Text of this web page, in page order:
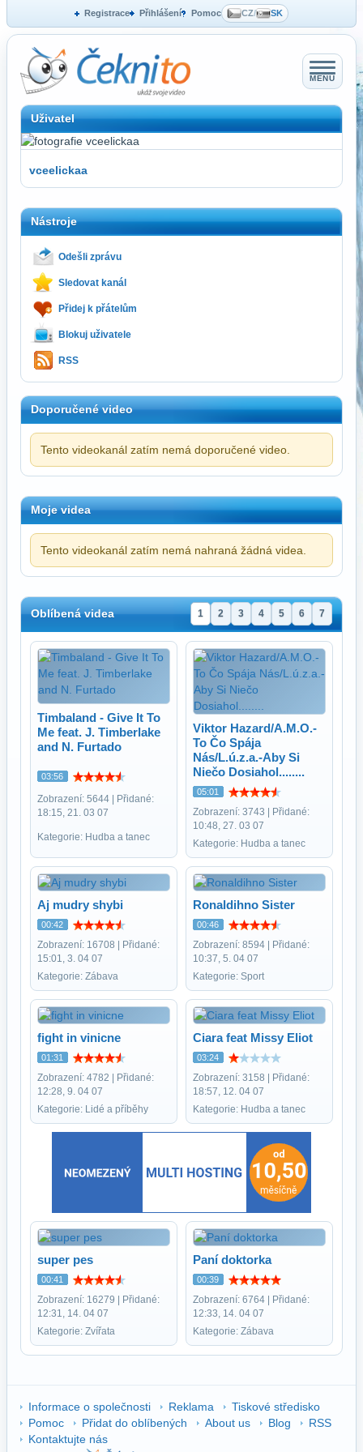
Registrace Přihlášení Pomoc CZ/ SK
MENU
Uživatel
vceelickaa
Nástroje
Odešli zprávu
Sledovat kanál
Přidej k přátelům
Blokuj uživatele
RSS
Doporučené video
Tento videokanál zatím nemá doporučené video.
Moje videa
Tento videokanál zatím nemá nahraná žádná videa.
Oblíbená videa 1 2 3 4 5 6 7
Timbaland - Give It To
Me feat. J. Timberlake
and N. Furtado
03:56
Zobrazení: 5644 | Přidané:
18:15, 21. 03 07
Kategorie: Hudba a tanec
Viktor Hazard/A.M.O.-
To Čo Spája
Nás/L.ú.z.a.-Aby Si
Niečo Dosiahol........
05:01
Zobrazení: 3743 | Přidané:
10:48, 27. 03 07
Kategorie: Hudba a tanec
Aj mudry shybi
00:42
Zobrazení: 16708 | Přidané:
15:01, 3. 04 07
Kategorie: Zábava
Ronaldihno Sister
00:46
Zobrazení: 8594 | Přidané:
10:37, 5. 04 07
Kategorie: Sport
fight in vinicne
01:31
Zobrazení: 4782 | Přidané:
12:28, 9. 04 07
Kategorie: Lidé a příběhy
Ciara feat Missy Eliot
03:24
Zobrazení: 3158 | Přidané:
18:57, 12. 04 07
Kategorie: Hudba a tanec
super pes
00:41
Zobrazení: 16279 | Přidané:
12:31, 14. 04 07
Kategorie: Zvířata
Paní doktorka
00:39
Zobrazení: 6764 | Přidané:
12:33, 14. 04 07
Kategorie: Zábava
Informace o společnosti Reklama
Tiskové středisko
Pomoc
Přidat do oblíbených About us Blog
RSS
Kontaktujte nás